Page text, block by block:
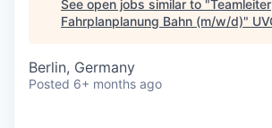
See open jobs similar to "Teamleiter
Fahrplanplanung Bahn (m/w/d)"
Berlin, Germany
Posted 6+ months ago